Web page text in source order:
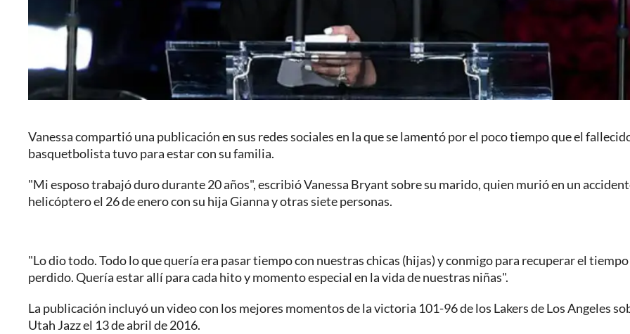
Vanessa compartió una publicación en sus redes sociales en la que se lamentó por el poco tiempo que el
basquetbolista tuvo para estar con su familia.
"Mi esposo trabajó duro durante 20 años", escribió Vanessa Bryant sobre su marido, quien murió en un
helicóptero el 26 de enero con su hija Gianna y otras siete personas.
"Lo dio todo. Todo lo que quería era pasar tiempo con nuestras chicas (hijas) y conmigo para recuperar el tiempo
perdido. Quería estar allí para cada hito y momento especial en la vida de nuestras niñas".
La publicación incluyó un video con los mejores momentos de la victoria 101-96 de los Lakers de Los Angeles
Utah Jazz el 13 de abril de 2016.